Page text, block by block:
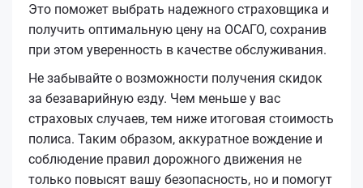
Это поможет выбрать надежного страховщика и
получить оптимальную цену на ОСАГО, сохранив
при этом уверенность в качестве обслуживания.
Не забывайте о возможности получения скидок
за безаварийную езду. Чем меньше у вас
страховых случаев, тем ниже итоговая стоимость
полиса. Таким образом, аккуратное вождение и
соблюдение правил дорожного движения не
только повысят вашу безопасность, но и помогут